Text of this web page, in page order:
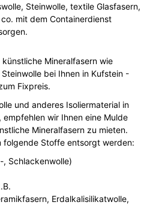
Steinwolle, textile Glasfasern,
mit dem Containerdienst
Mineralfasern wie
bei Ihnen in Kufstein -
Fixpreis.
und anderes Isoliermaterial in
wir Ihnen eine Mulde
Mineralfasern zu mieten.
folgende Stoffe entsorgt werden:
, Schlackenwolle)
Erdalkalisilikatwolle,